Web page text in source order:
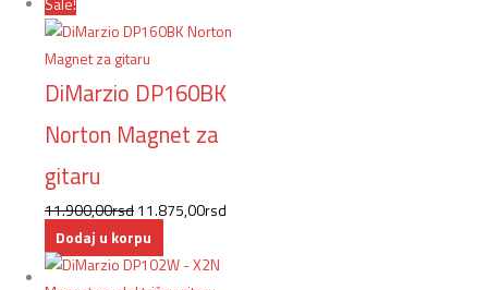
Sale!
DiMarzio DP160BK
Norton Magnet za
gitaru
11.900,00rsd 11.875,00rsd
Dodaj u korpu